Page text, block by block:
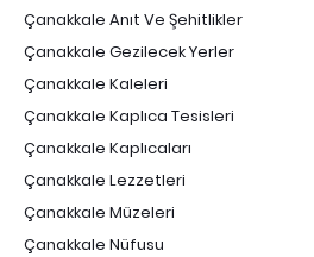
Çanakkale Anıt Ve Şehitlikler
Çanakkale Gezilecek Yerler
Çanakkale Kaleleri
Çanakkale Kaplıca Tesisleri
Çanakkale Kaplıcaları
Çanakkale Lezzetleri
Çanakkale Müzeleri
Çanakkale Nüfusu